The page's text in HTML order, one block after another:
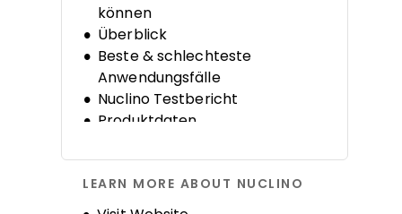
können
Überblick
Beste & schlechteste
Anwendungsfälle
Nuclino Testbericht
Produktdaten
FAQs
Unternehmensgeschichte
LEARN MORE ABOUT NUCLINO